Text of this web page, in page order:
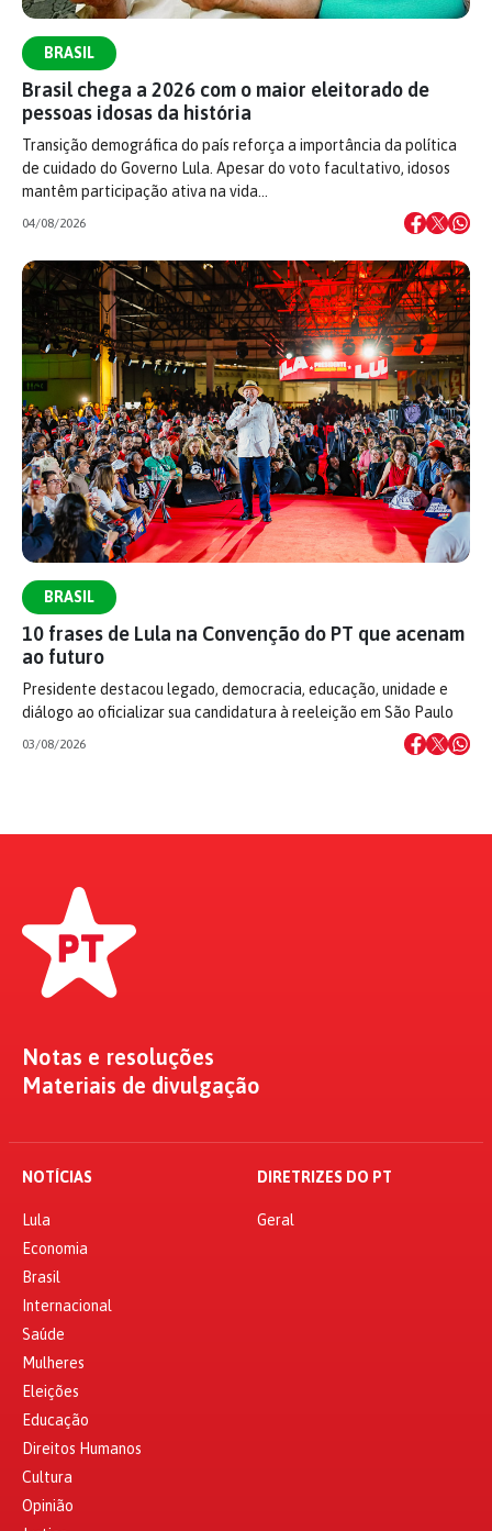
BRASIL
Brasil chega a 2026 com o maior eleitorado de
pessoas idosas da história
Transição demográfica do país reforça a importância da política
de cuidado do Governo Lula. Apesar do voto facultativo, idosos
mantêm participação ativa na vida…
04/08/2026
BRASIL
10 frases de Lula na Convenção do PT que acenam
ao futuro
Presidente destacou legado, democracia, educação, unidade e
diálogo ao oficializar sua candidatura à reeleição em São Paulo
03/08/2026
Notas e resoluções
Materiais de divulgação
NOTÍCIAS
Lula
Economia
Brasil
Internacional
Saúde
Mulheres
Eleições
Educação
Direitos Humanos
Cultura
Opinião
DIRETRIZES DO PT
Geral